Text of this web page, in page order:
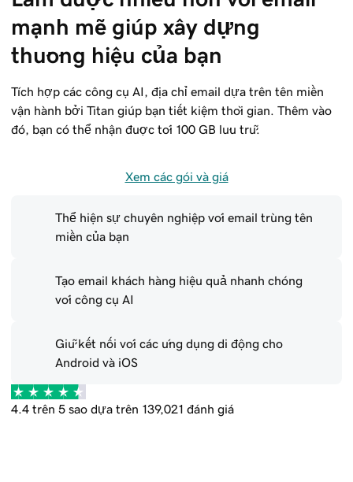
mạnh mẽ giúp xây dựng
thương hiệu của bạn
Tích hợp các công cụ AI, địa chỉ email dựa trên tên miền
vận hành bởi Titan giúp bạn tiết kiệm thời gian. Thêm vào
đó, bạn có thể nhận được tới 100 GB lưu trữ.
Thể hiện sự chuyên nghiệp với email trùng tên
miền của bạn
Tạo email khách hàng hiệu quả nhanh chóng
với công cụ AI
Giữ kết nối với các ứng dụng di động cho
Android và iOS
Xem các gói và giá
4.4 trên 5 sao dựa trên 139,021 đánh giá